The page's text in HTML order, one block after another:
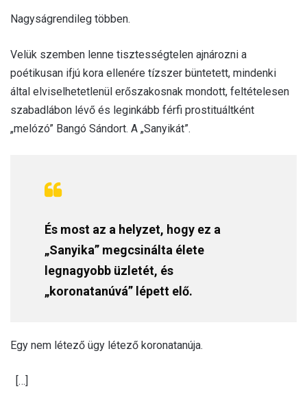
Nagyságrendileg többen.
Velük szemben lenne tisztességtelen ajnározni a
poétikusan ifjú kora ellenére tízszer büntetett, mindenki
által elviselhetetlenül erőszakosnak mondott, feltételesen
szabadlábon lévő és leginkább férfi prostituáltként
„melózó” Bangó Sándort. A „Sanyikát”.
És most az a helyzet, hogy ez a
„Sanyika” megcsinálta élete
legnagyobb üzletét, és
„koronatanúvá” lépett elő.
Egy nem létező ügy létező koronatanúja.
[…]